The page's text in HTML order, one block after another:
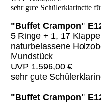
sehr gute Schülerklarinette
"Buffet Crampon"
5 Ringe + 1, 17
naturbelassene
Mundstück
UVP 1.596,00 €
sehr gute
"Buffet Crampon"